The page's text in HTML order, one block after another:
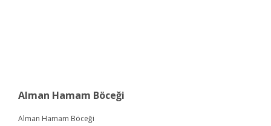
Alman Hamam Böceği
Alman Hamam Böceği